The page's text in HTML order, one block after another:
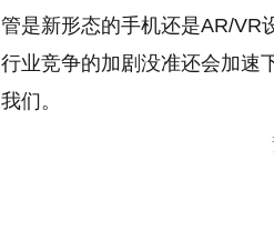
是新形态的手机还是AR/VR
业竞争的加剧没准还会加速
们。